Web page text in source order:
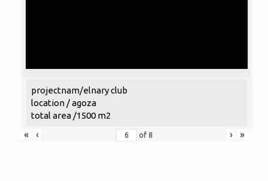
projectnam/elnary club
location / agoza
total area /1500 m2
«
‹ of 8 › »